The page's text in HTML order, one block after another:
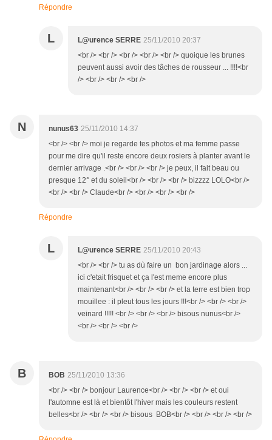
Répondre
L L@urence SERRE 25/11/2010 20:37
<br /> <br /> <br /> <br /> <br /> quoique les brunes
peuvent aussi avoir des tâches de rousseur ... !!!!<br
/> <br /> <br /> <br />
N nunus63 25/11/2010 14:37
<br /> <br /> moi je regarde tes photos et ma femme passe
pour me dire qu'il reste encore deux rosiers à planter avant le
dernier arrivage .<br /> <br /> <br /> je peux, il fait beau ou
presque 12° et du soleil<br /> <br /> <br /> bizzzz LOLO<br />
<br /> <br /> Claude<br /> <br /> <br /> <br />
Répondre
L L@urence SERRE 25/11/2010 20:43
<br /> <br /> tu as dù faire un bon jardinage alors ...
ici c'etait frisquet et ça l'est meme encore plus
maintenant<br /> <br /> <br /> et la terre est bien trop
mouillee : il pleut tous les jours !!!<br /> <br /> <br />
veinard !!!!! <br /> <br /> <br /> bisous nunus<br />
<br /> <br /> <br />
B BOB 25/11/2010 13:36
<br /> <br /> bonjour Laurence<br /> <br /> <br /> et oui
l'automne est là et bientôt l'hiver mais les couleurs restent
belles<br /> <br /> <br /> bisous BOB<br /> <br /> <br /> <br />